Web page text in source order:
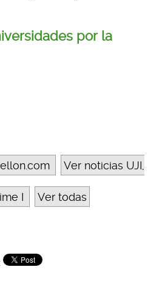
por la
Ver noticias UJI,
I Ver todas